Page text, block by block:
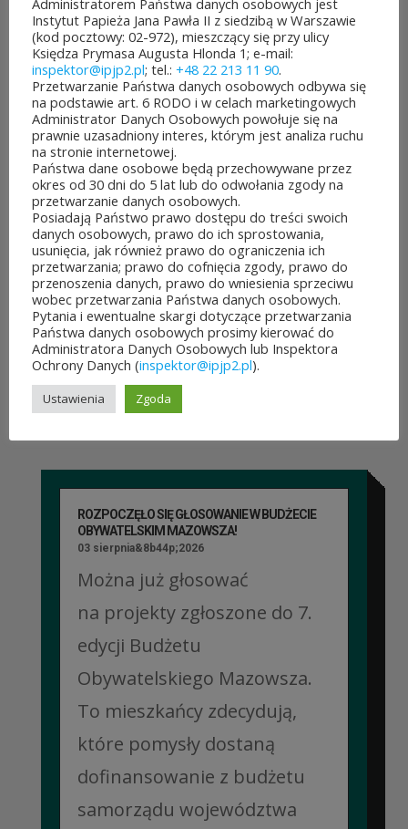
Rozpoczęło
się
głosowanie
w Budżeci...
3
sierpnia&8b44p;2026
Jubileuszowe
XXV
Mistrzostwa
Polski Duch...
10
lipca&7b19p;2026
POZOSTAŁE AKTUALNOŚCI
ROZPOCZĘŁO SIĘ GŁOSOWANIE W BUDŻECIE
OBYWATELSKIM MAZOWSZA!
03 sierpnia&8b44p;2026
Można już głosować
na projekty zgłoszone do 7.
edycji Budżetu
Obywatelskiego Mazowsza.
To mieszkańcy zdecydują,
które pomysły dostaną
dofinansowanie z budżetu
samorządu województwa
Administratorem Państwa danych osobowych jest
Instytut Papieża Jana Pawła II z siedzibą w Warszawie
(kod pocztowy: 02-972), mieszczący się przy ulicy
Księdza Prymasa Augusta Hlonda 1; e-mail:
inspektor@ipjp2.pl; tel.: +48 22 213 11 90.
Przetwarzanie Państwa danych osobowych odbywa się
na podstawie art. 6 RODO i w celach marketingowych
Administrator Danych Osobowych powołuje się na
prawnie uzasadniony interes, którym jest analiza ruchu
na stronie internetowej.
Państwa dane osobowe będą przechowywane przez
okres od 30 dni do 5 lat lub do odwołania zgody na
przetwarzanie danych osobowych.
Posiadają Państwo prawo dostępu do treści swoich
danych osobowych, prawo do ich sprostowania,
usunięcia, jak również prawo do ograniczenia ich
przetwarzania; prawo do cofnięcia zgody, prawo do
przenoszenia danych, prawo do wniesienia sprzeciwu
wobec przetwarzania Państwa danych osobowych.
Pytania i ewentualne skargi dotyczące przetwarzania
Państwa danych osobowych prosimy kierować do
Administratora Danych Osobowych lub Inspektora
Ochrony Danych (inspektor@ipjp2.pl).
Ustawienia Zgoda